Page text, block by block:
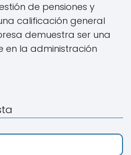
de pensiones y
calificación general
demuestra ser una
en la administración